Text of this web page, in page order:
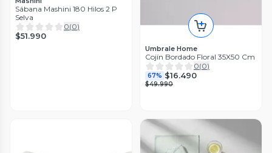
Sábana Mashini 180 Hilos 2 P
Selva
0(0)
$51.990
Umbrale Home
Cojín Bordado Floral 35X50 Cm
0(0)
67% $16.490
$49.990